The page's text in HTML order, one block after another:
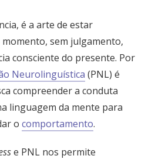
é a arte de estar
sem julgamento,
consciente do presente. Por
Neurolinguística (PNL) é
compreender a conduta
linguagem da mente para
o comportamento.
e PNL nos permite